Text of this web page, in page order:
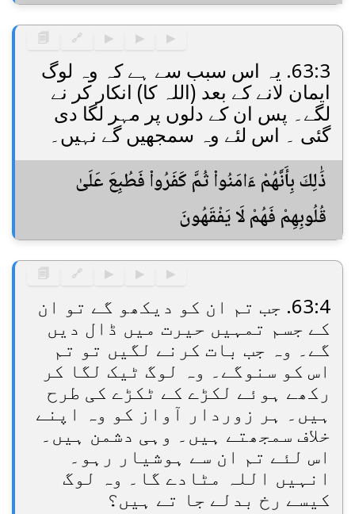
▶
▶
▶
🔗
🗐
63:3. یہ اس سبب سے ہے کہ وہ لوگ
ایمان لانے کے بعد (اللہ کا) انکار کر نے
لگے۔ پس ان کے دلوں پر مہر لگا دی
گئی ۔ اس لئے وہ سمجھیں گے نہیں۔
ذَٰلِكَ بِأَنَّهُمْ ءَامَنُوا۟ ثُمَّ كَفَرُوا۟ فَطُبِعَ عَلَىٰ
قُلُوبِهِمْ فَهُمْ لَا يَفْقَهُونَ
▶
▶
▶
🔗
🗐
63:4. جب تم ان کو دیکھو گے تو ان
کے جسم تمہیں حیرت میں ڈال دیں
گے۔ وہ جب بات کرنے لگیں تو تم
اس کو سنوگے۔ وہ لوگ ٹیک لگا کر
رکھے ہوئے لکڑے کے ٹکڑے کی طرح
ہیں۔ ہر زوردار آواز کو وہ اپنے
خلاف سمجھتے ہیں۔ وہی دشمن ہیں۔
اس لئے تم ان سے ہوشیار رہو۔
انہیں اللہ مٹادے گا۔ وہ لوگ
کیسے رخ بدلے جا تے ہیں؟